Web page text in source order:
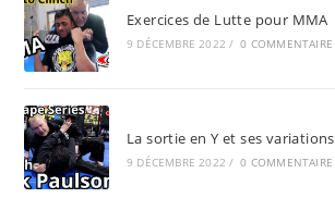
Exercices de Lutte pour MMA
9 DÉCEMBRE 2022 / 0 COMMENTAIRE
La sortie en Y et ses variations
9 DÉCEMBRE 2022 / 0 COMMENTAIRE